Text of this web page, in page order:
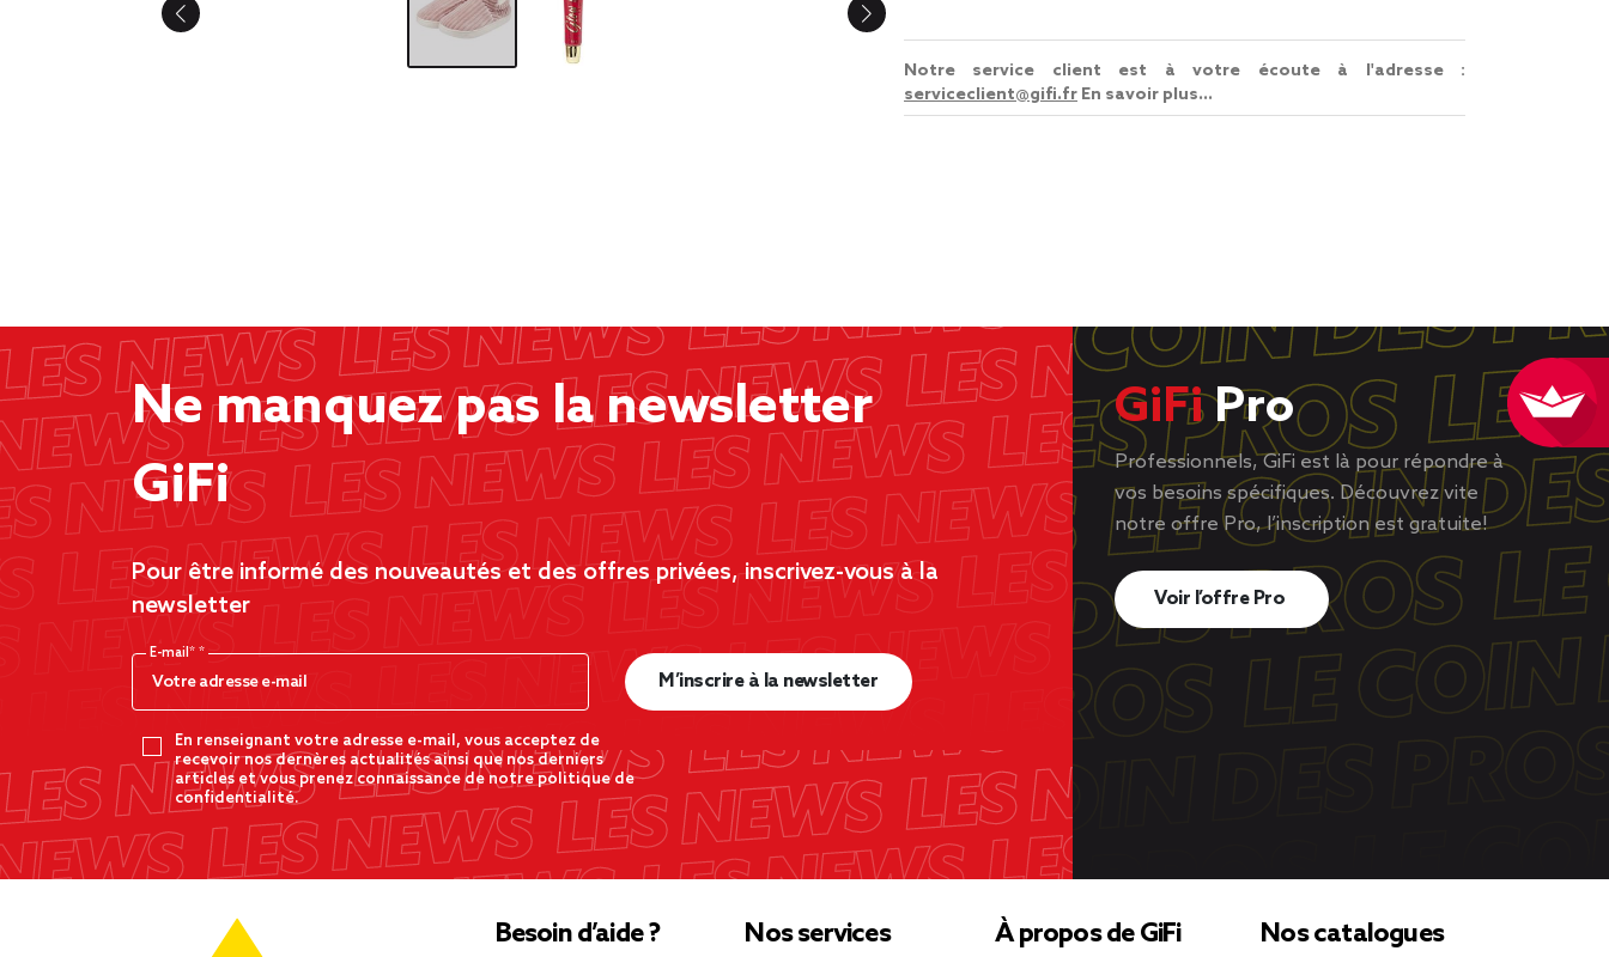
Notre service client est à votre écoute à l'adresse :
serviceclient@gifi.fr En savoir plus...
Ne manquez pas la newsletter
GiFi
Pour être informé des nouveautés et des offres privées, inscrivez-vous à la
newsletter
E-mail*
En renseignant votre adresse e-mail, vous acceptez de
recevoir nos dernères actualités ainsi que nos derniers
articles et vous prenez connaissance de notre politique de
confidentialité.
M’inscrire à la newsletter
GiFiPro
Professionnels, GiFi est là pour répondre à
vos besoins spécifiques. Découvrez vite
notre offre Pro, l’inscription est gratuite!
Voir l’offre Pro
Besoin d’aide ? Nos services À propos de GiFi Nos catalogues